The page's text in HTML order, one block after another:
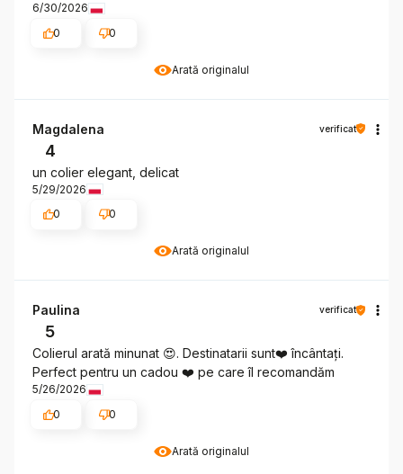
Arată originalul
6/30/2026
0
0
Arată originalul
Magdalena verificat
4
un colier elegant, delicat
5/29/2026
0
0
Arată originalul
Paulina verificat
5
Colierul arată minunat 😍. Destinatarii sunt❤️ încântați.
Perfect pentru un cadou ❤️ pe care îl recomandăm
5/26/2026
0
0